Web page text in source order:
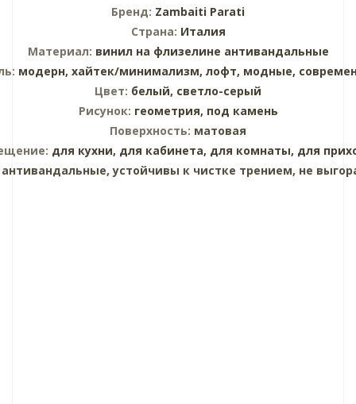
Бренд: Zambaiti Parati
Страна: Италия
Материал: винил на флизелине антивандальные
модерн, хайтек/минимализм, лофт, модные,
Цвет: белый, светло-серый
Рисунок: геометрия, под камень
Поверхность: матовая
для кухни, для кабинета, для комнаты, для
антивандальные, устойчивы к чистке трением, не